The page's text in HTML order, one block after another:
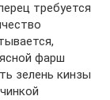
требуется
фарш
зелень кинзы